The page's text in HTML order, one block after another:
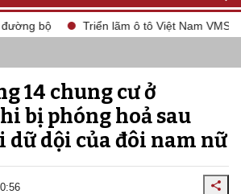
bộ Triển lãm ô tô Việt Nam VMS 2024
14 chung cư ở
bị phóng hoả sau
dữ dội của đôi nam nữ